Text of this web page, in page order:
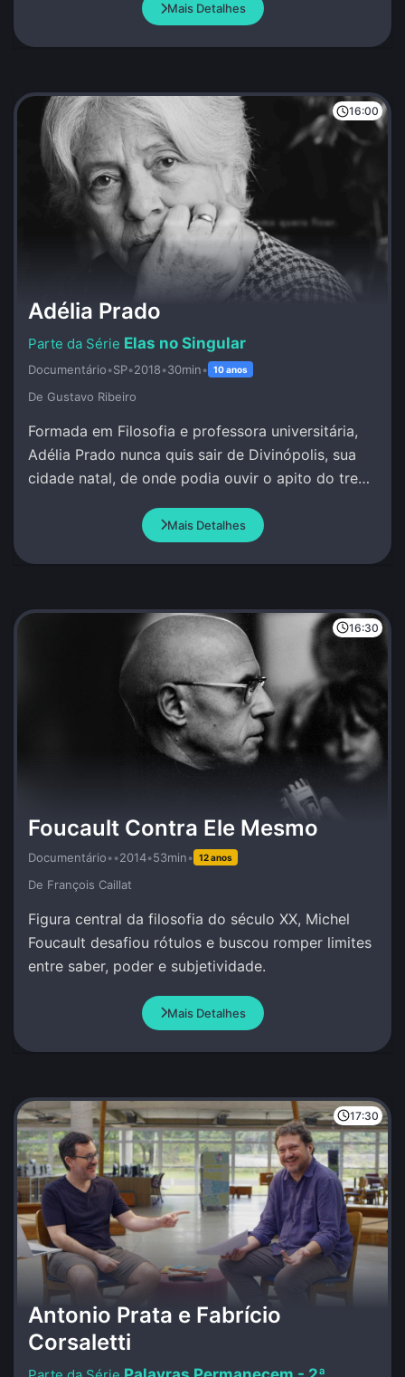
Mais Detalhes
16:00
Adélia Prado
Elas no Singular
Documentário•SP•2018•30min• 10 anos
De Gustavo Ribeiro
Formada em Filosofia e professora universitária,
Adélia Prado nunca quis sair de Divinópolis, sua
cidade natal, de onde podia ouvir o apito do trem
Mais Detalhes
16:30
Foucault Contra Ele Mesmo
Documentário••2014•53min• 12 anos
De François Caillat
Figura central da filosofia do século XX, Michel
Foucault desafiou rótulos e buscou romper limites
entre saber, poder e subjetividade.
Mais Detalhes
17:30
Antonio Prata e Fabrício
Corsaletti